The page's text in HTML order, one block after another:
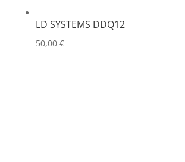
LD SYSTEMS DDQ12
50,00 €